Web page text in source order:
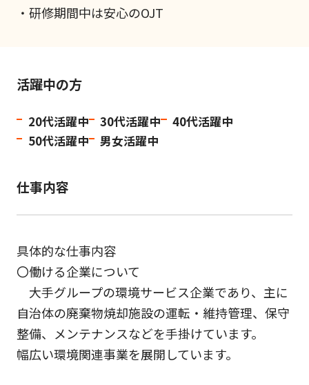
・研修期間中は安心のOJT
活躍中の方
20代活躍中 30代活躍中
40代活躍中
50代活躍中
男女活躍中
仕事内容
具体的な仕事内容
〇働ける企業について
大手グループの環境サービス企業であり、主に
自治体の廃棄物焼却施設の運転・維持管理、保守
整備、メンテナンスなどを手掛けています。
幅広い環境関連事業を展開しています。